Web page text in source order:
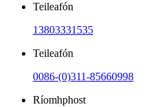
Teileafón
13803331535
Teileafón
0086-(0)311-85660998
Ríomhphost